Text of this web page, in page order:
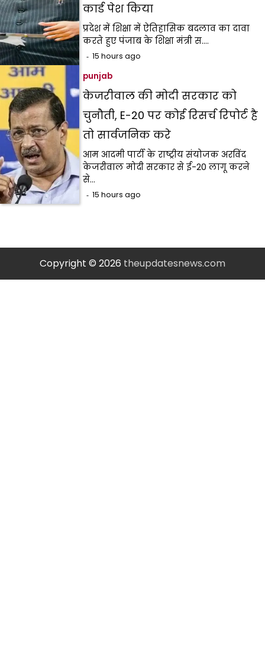
कार्ड पेश किया
प्रदेश में शिक्षा में ऐतिहासिक बदलाव का दावा
करते हुए पंजाब के शिक्षा मंत्री स.…
15 hours ago
punjab
केजरीवाल की मोदी सरकार को
चुनौती, E-20 पर कोई रिसर्च रिपोर्ट है
तो सार्वजनिक करे
आम आदमी पार्टी के राष्ट्रीय संयोजक अरविंद
केजरीवाल मोदी सरकार से ई-20 लागू करने
से…
15 hours ago
Copyright © 2026 theupdatesnews.com